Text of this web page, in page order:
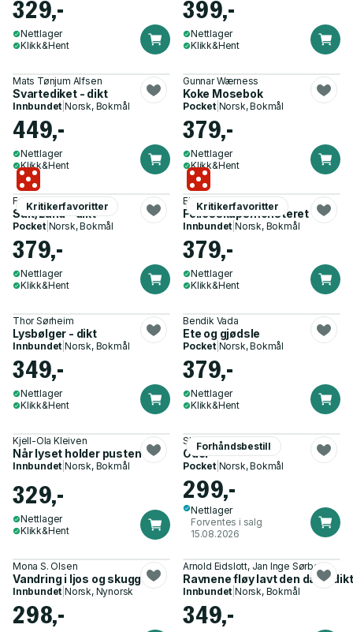
329,-
Nettlager
Klikk&Hent
399,-
Nettlager
Klikk&Hent
Mats Tønjum Alfsen
Svartediket - dikt
Innbundet |Norsk, Bokmål
449,-
Nettlager
Klikk&Hent
Gunnar Wærness
Koke Mosebok
Pocket| Norsk, Bokmål
379,-
Nettlager
Klikk&Hent
Kritikerfavoritter
Fredrik Parelius
Salt/Land - dikt
Pocket| Norsk, Bokmål
379,-
Nettlager
Klikk&Hent
Kritikerfavoritter
Eira Søyseth
Fellesskapsmonsteret
Innbundet |Norsk, Bokmål
379,-
Nettlager
Klikk&Hent
Thor Sørheim
Lysbølger - dikt
Innbundet |Norsk, Bokmål
349,-
Nettlager
Klikk&Hent
Bendik Vada
Ete og gjødsle
Pocket| Norsk, Bokmål
379,-
Nettlager
Klikk&Hent
Kjell-Ola Kleiven
Når lyset holder pusten
Innbundet |Norsk, Bokmål
329,-
Nettlager
Klikk&Hent
Forhåndsbestill
Sharon Olds
Oder
Pocket| Norsk, Bokmål
299,-
Nettlager
Forventes i salg
15.08.2026
Mona S. Olsen
Vandring i ljos og skugge
Innbundet |Norsk, Nynorsk
298,-
Arnold Eidslott, Jan Inge Sørbø
Ravnene fløy lavt den dag -
Innbundet |Norsk, Bokmål
349,-